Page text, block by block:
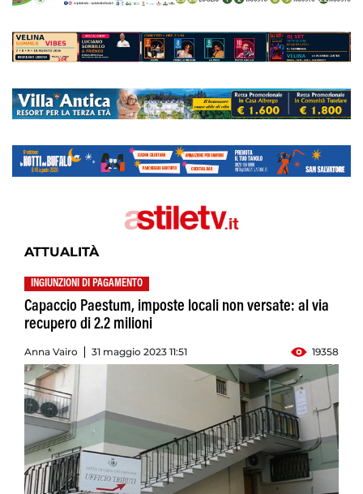
ATTUALITÀ
INGIUNZIONI DI PAGAMENTO
Capaccio Paestum, imposte locali non versate: al via
recupero di 2.2 milioni
Anna Vairo 31 maggio 2023 11:51 19358